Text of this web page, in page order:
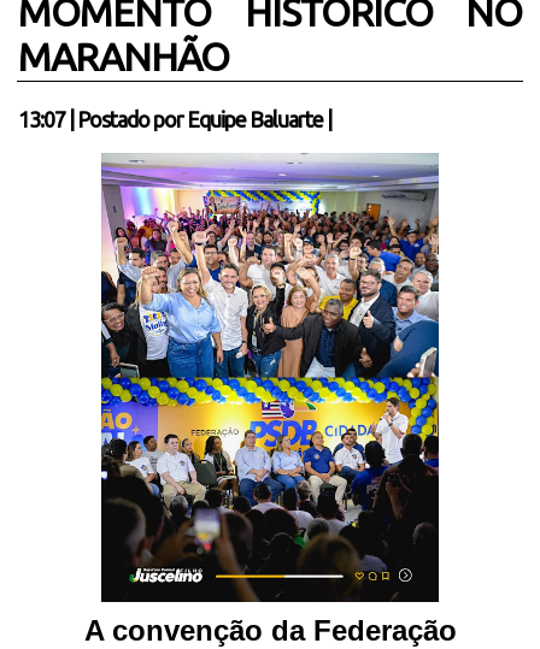
MOMENTO HISTÓRICO NO
MARANHÃO
13:07| Postado por Equipe Baluarte
A convenção da Federação